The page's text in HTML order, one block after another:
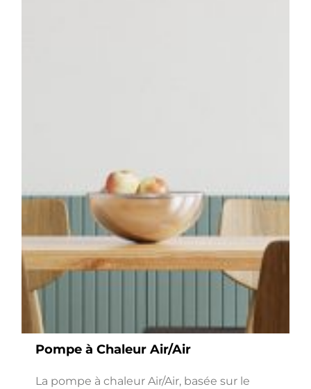
Pompe à Chaleur Air/Air
La pompe à chaleur Air/Air, basée sur le